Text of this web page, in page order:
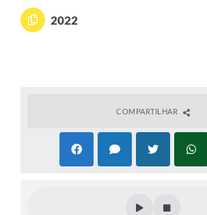
2022
COMPARTILHAR